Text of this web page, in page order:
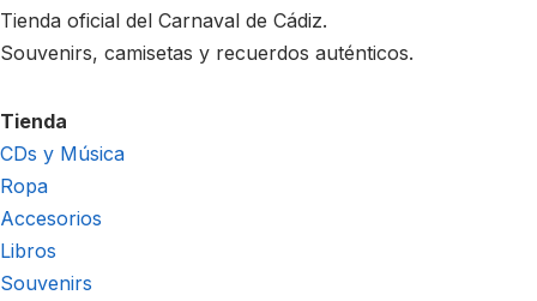
Tienda oficial del Carnaval de Cádiz.
Souvenirs, camisetas y recuerdos auténticos.
Tienda
CDs y Música
Ropa
Accesorios
Libros
Souvenirs